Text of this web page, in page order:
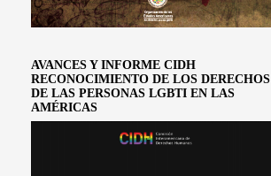
AVANCES Y INFORME CIDH
RECONOCIMIENTO DE LOS DERECHOS
DE LAS PERSONAS LGBTI EN LAS
AMÉRICAS